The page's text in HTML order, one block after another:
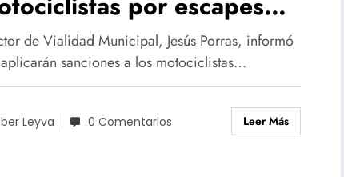
de Vialidad Municipal, Jesús Porras, informó
sanciones a los motociclistas…
Leyva 0 Comentarios Leer Más